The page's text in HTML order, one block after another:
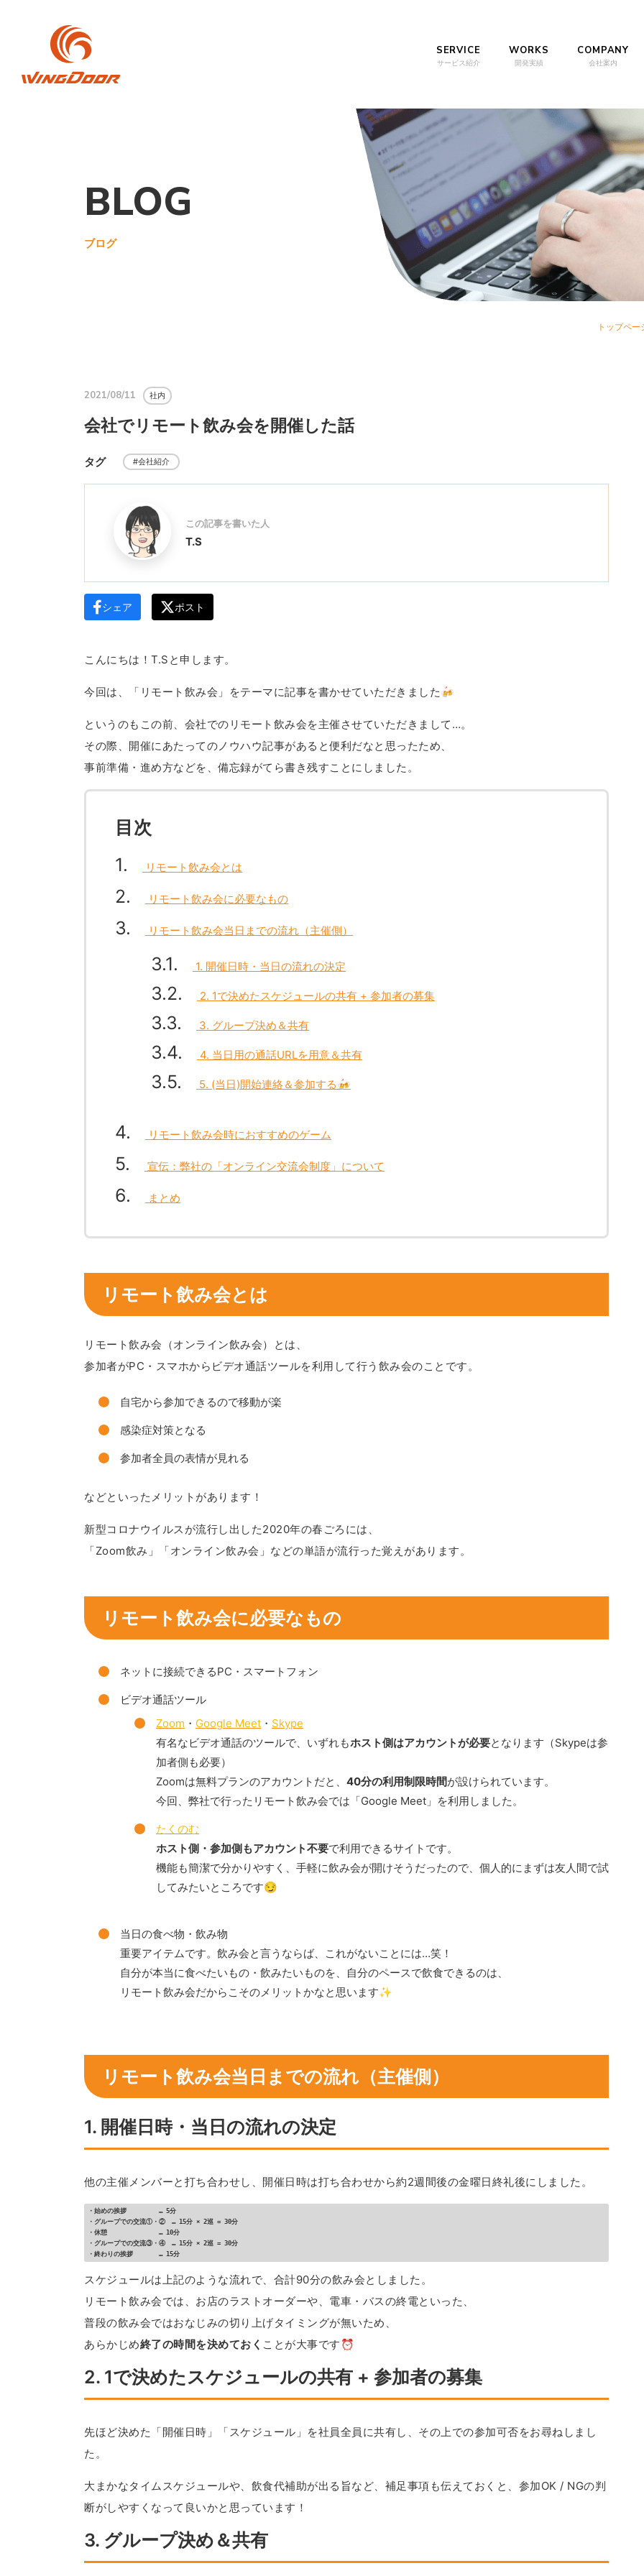
SERVICE
サービス紹介
WORKS
開発実績
COMPANY
会社案内
BLOG
ブログ
トップペー
2021/08/11 社内
会社でリモート飲み会を開催した話
タグ #会社紹介
この記事を書いた人
T.S
シェア ポスト
こんにちは！T.Sと申します。
今回は、「リモート飲み会」をテーマに記事を書かせていただきました🍻
というのもこの前、会社でのリモート飲み会を主催させていただきまして…。
その際、開催にあたってのノウハウ記事があると便利だなと思ったため、
事前準備・進め方などを、備忘録がてら書き残すことにしました。
目次
1
リモート飲み会とは
2 リモート飲み会に必要なもの
3 リモート飲み会当日までの流れ（主催側）
3.1 1. 開催日時・当日の流れの決定
3.2 2. 1で決めたスケジュールの共有 + 参加者の募集
3.3 3. グループ決め＆共有
3.4 4. 当日用の通話URLを用意＆共有
3.5 5. (当日)開始連絡＆参加する🍻
4 リモート飲み会時におすすめのゲーム
5 宣伝：弊社の「オンライン交流会制度」について
6 まとめ
リモート飲み会とは
リモート飲み会（オンライン飲み会）とは、
参加者がPC・スマホからビデオ通話ツールを利用して行う飲み会のことです。
自宅から参加できるので移動が楽
感染症対策となる
参加者全員の表情が見れる
などといったメリットがあります！
新型コロナウイルスが流行し出した2020年の春ごろには、
「Zoom飲み」「オンライン飲み会」などの単語が流行った覚えがあります。
リモート飲み会に必要なもの
ネットに接続できるPC・スマートフォン
ビデオ通話ツール
Zoom ・ Google Meet ・ Skype
有名なビデオ通話のツールで、いずれもホスト側はアカウントが必要となります（Skypeは参
加者側も必要）
Zoomは無料プランのアカウントだと、 40分の利用制限時間が設けられています。
今回、弊社で行ったリモート飲み会では「Google Meet」を利用しました。
たくのむ
ホスト側・参加側もアカウント不要で利用できるサイトです。
機能も簡潔で分かりやすく、手軽に飲み会が開けそうだったので、個人的にまずは友人間で試
してみたいところです😏
当日の食べ物・飲み物
重要アイテムです。飲み会と言うならば、これがないことには…笑！
自分が本当に食べたいもの・飲みたいものを、自分のペースで飲食できるのは、
リモート飲み会だからこそのメリットかなと思います✨
リモート飲み会当日までの流れ（主催側）
1. 開催日時・当日の流れの決定
他の主催メンバーと打ち合わせし、開催日時は打ち合わせから約2週間後の金曜日終礼後にしました。
・始めの挨拶　　　　　… 5分
・グループでの交流①・②　… 15分 × 2巡 = 30分
・休憩　　　　　　　　… 10分
・グループでの交流③・④　… 15分 × 2巡 = 30分
・終わりの挨拶　　　　… 15分
スケジュールは上記のような流れで、合計90分の飲み会としました。
リモート飲み会では、お店のラストオーダーや、電車・バスの終電といった、
普段の飲み会ではおなじみの切り上げタイミングが無いため、
あらかじめ終了の時間を決めておく ことが大事です⏰
2. 1で決めたスケジュールの共有 + 参加者の募集
先ほど決めた「開催日時」「スケジュール」を社員全員に共有し、その上での参加可否をお尋ねしまし
た。
大まかなタイムスケジュールや、飲食代補助が出る旨など、補足事項も伝えておくと、参加OK / NGの判
断がしやすくなって良いかと思っています！
3. グループ決め＆共有